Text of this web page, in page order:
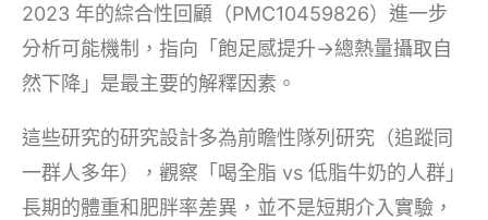
2023 年的綜合性回顧（PMC10459826）進一步
分析可能機制，指向「飽足感提升→總熱量攝取自
然下降」是最主要的解釋因素。
這些研究的研究設計多為前瞻性隊列研究（追蹤同
一群人多年），觀察「喝全脂 vs 低脂牛奶的人群」
長期的體重和肥胖率差異，並不是短期介入實驗，